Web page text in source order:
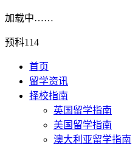
加载中……
预科114
首页
留学资讯
择校指南
英国留学指南
美国留学指南
澳大利亚留学指南